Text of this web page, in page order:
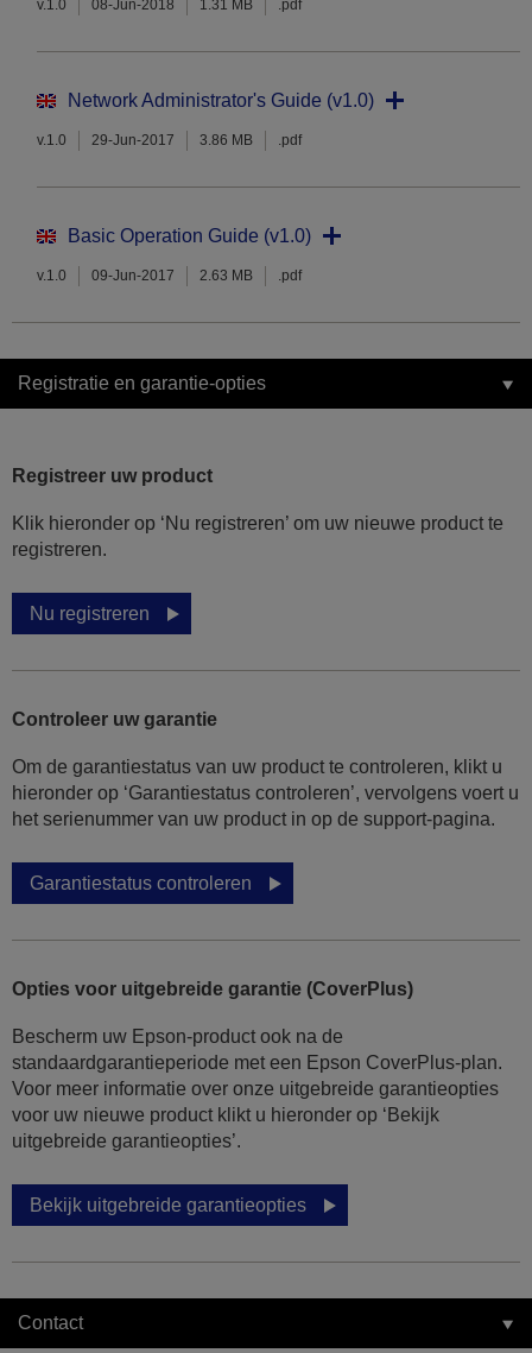
v.1.0 08-Jun-2018 1.31 MB .pdf
Network Administrator's Guide (v1.0)
v.1.0 29-Jun-2017 3.86 MB .pdf
Basic Operation Guide (v1.0)
v.1.0 09-Jun-2017 2.63 MB .pdf
Registratie en garantie-opties
Registreer uw product
Klik hieronder op ‘Nu registreren’ om uw nieuwe product te
registreren.
Nu registreren
Controleer uw garantie
Om de garantiestatus van uw product te controleren, klikt u
hieronder op ‘Garantiestatus controleren’, vervolgens voert u
het serienummer van uw product in op de support-pagina.
Garantiestatus controleren
Opties voor uitgebreide garantie (CoverPlus)
Bescherm uw Epson-product ook na de
standaardgarantieperiode met een Epson CoverPlus-plan.
Voor meer informatie over onze uitgebreide garantieopties
voor uw nieuwe product klikt u hieronder op ‘Bekijk
uitgebreide garantieopties’.
Bekijk uitgebreide garantieopties
Contact